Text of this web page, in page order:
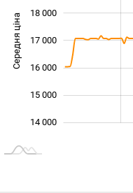
Середня ціна 14 000
14 000
15 000
16 000
17 000
18 000